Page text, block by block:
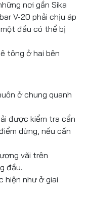
nơi gần Sika
V-20 phải chịu áp
đầu có thể bị
tông ở hai bên
ở chung quanh
được kiểm tra cẩn
dừng, nếu cần
vãi trên
đầu.
hiện như ở giai